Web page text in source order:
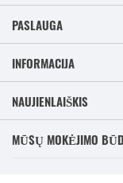
PASLAUGA
INFORMACIJA
NAUJIENLAIŠKIS
MŪSŲ MOKĖJIMO